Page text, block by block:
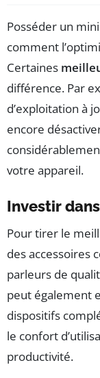
Posséder un
comment
Certaines
différence. Par
d’exploitation à
encore
votre appareil.
Investir
Pour tirer le
des accessoires
parleurs de
peut également
dispositifs
le confort
productivité.